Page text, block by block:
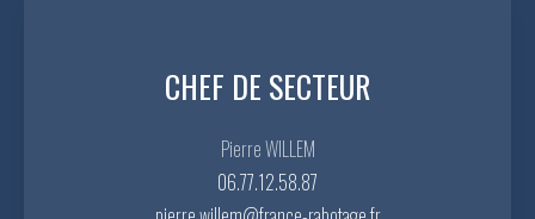
CHEF DE SECTEUR
Pierre WILLEM
06.77.12.58.87